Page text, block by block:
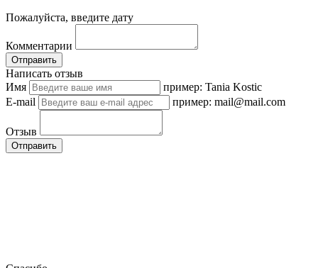
Пожалуйста, введите дату
Комментарии
Отправить
Написать отзыв
Имя
пример: Tania Kostic
E-mail
пример: mail@mail.com
Отзыв
Отправить